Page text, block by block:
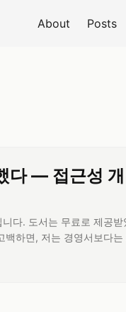
About Posts
다 — 접근성
다. 도서는 무료로 제공
하면, 저는 경영서보다
, 접근성, 자바스크립트